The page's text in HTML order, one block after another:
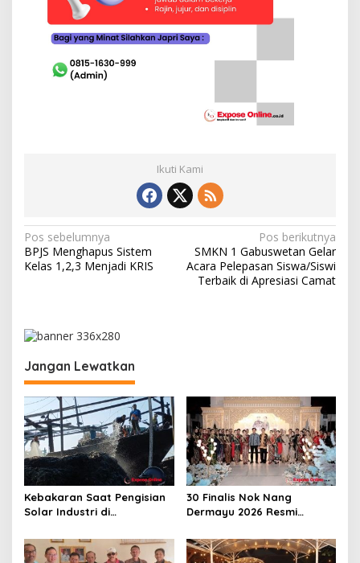
Ikuti Kami
N
a
g
s
i
p
o
s
Pos sebelumnya
BPJS Menghapus Sistem
Kelas 1,2,3 Menjadi KRIS
Pos berikutnya
SMKN 1 Gabuswetan Gelar
Acara Pelepasan Siswa/Siswi
Terbaik di Apresiasi Camat
Jangan Lewatkan
Kebakaran Saat Pengisian
Solar Industri di
Nelayan Hangus, Polisi
Diminta Usut Tuntas
30 Finalis Nok Nang
Dermayu 2026 Resmi
Menuju Duta Daerah